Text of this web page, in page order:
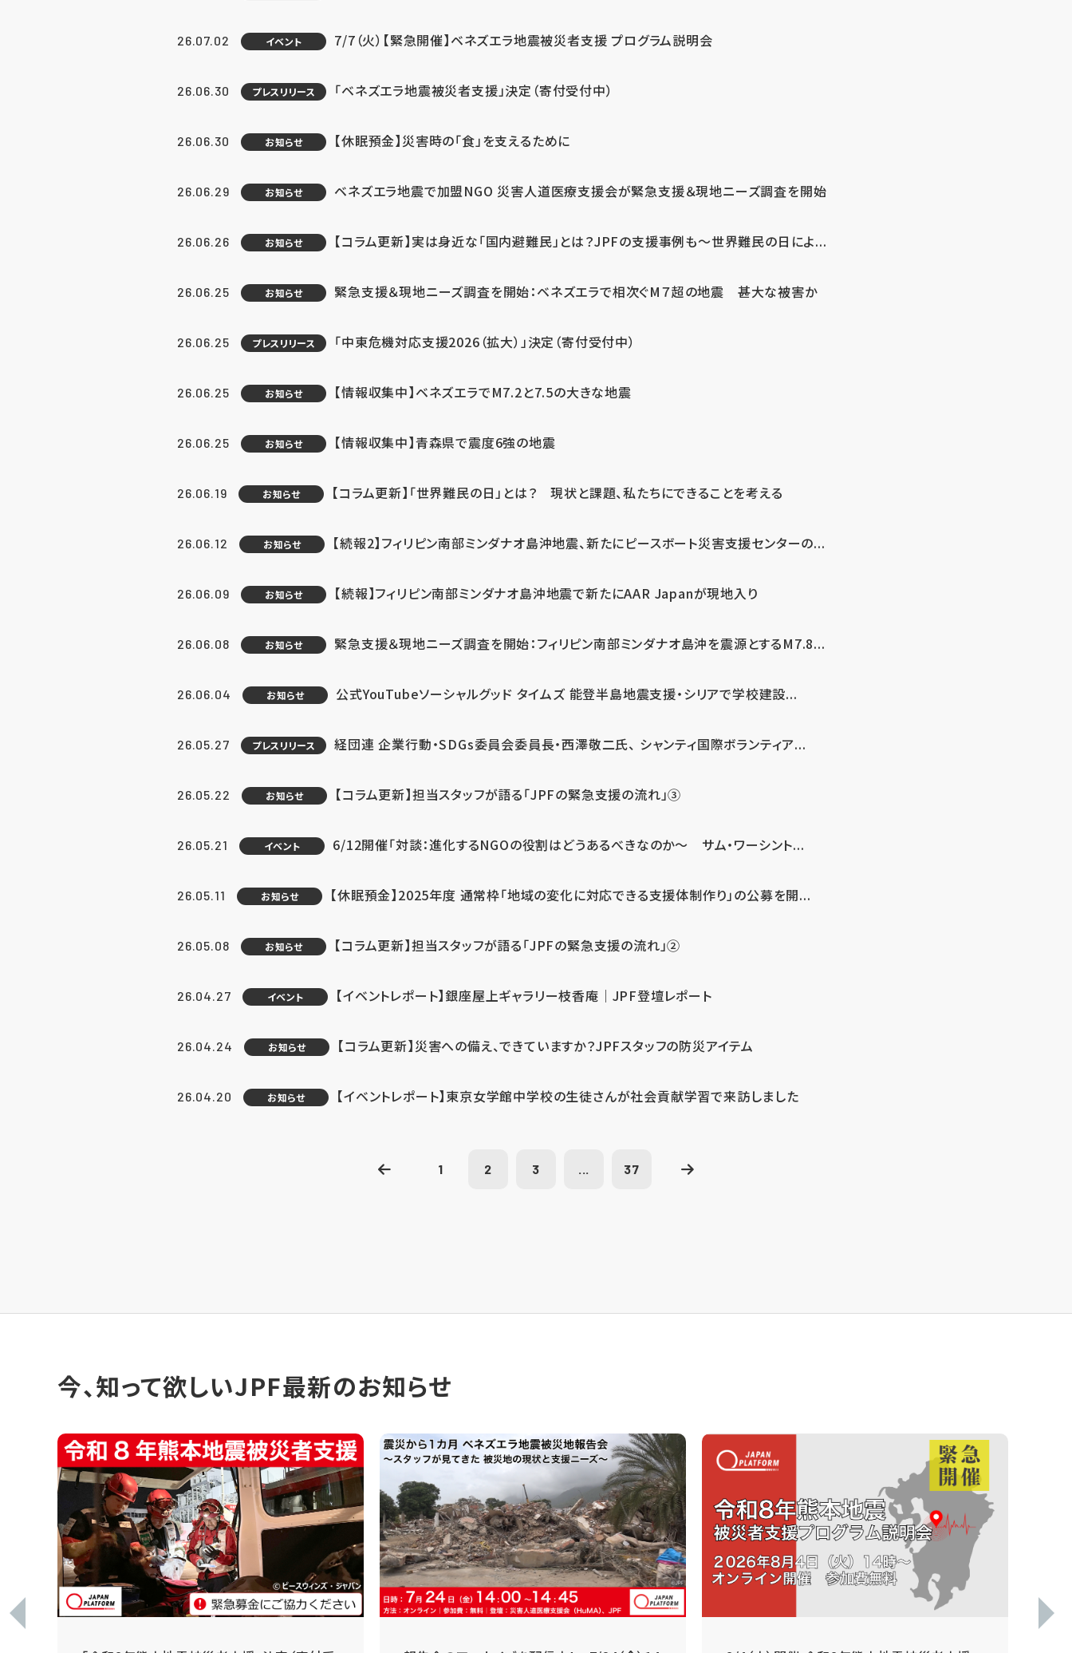
26.07.02 イベント 7/7（火）【緊急開催】ベネズエラ地震被災者支援 プログラム説明会
26.06.30 プレスリリース 「ベネズエラ地震被災者支援」決定（寄付受付中）
26.06.30 お知らせ 【休眠預金】災害時の「食」を支えるために
26.06.29 お知らせ ベネズエラ地震で加盟NGO 災害人道医療支援会が緊急支援＆現地ニーズ調査を開始
26.06.26 お知らせ 【コラム更新】実は身近な「国内避難民」とは？JPFの支援事例も～世界難民の日によ...
26.06.25 お知らせ 緊急支援＆現地ニーズ調査を開始：ベネズエラで相次ぐM７超の地震 甚大な被害か
26.06.25 プレスリリース 「中東危機対応支援2026（拡大）」決定（寄付受付中）
26.06.25 お知らせ 【情報収集中】ベネズエラでM7.2と7.5の大きな地震
26.06.25 お知らせ 【情報収集中】青森県で震度6強の地震
26.06.19 お知らせ 【コラム更新】「世界難民の日」とは？ 現状と課題、私たちにできることを考える
26.06.12 お知らせ 【続報2】フィリピン南部ミンダナオ島沖地震、新たにピースボート災害支援センターの...
26.06.09 お知らせ 【続報】フィリピン南部ミンダナオ島沖地震で新たにAAR Japanが現地入り
26.06.08 お知らせ 緊急支援＆現地ニーズ調査を開始：フィリピン南部ミンダナオ島沖を震源とするM7.8...
26.06.04 お知らせ 公式YouTubeソーシャルグッド タイムズ 能登半島地震支援・シリアで学校建設...
26.05.27 プレスリリース 経団連 企業行動・SDGs委員会委員長・西澤敬二氏、 シャンティ国際ボランティア...
26.05.22 お知らせ 【コラム更新】担当スタッフが語る「JPFの緊急支援の流れ」③
26.05.21 イベント 6/12開催「対談：進化するNGOの役割はどうあるべきなのか～ サム・ワーシント...
26.05.11 お知らせ 【休眠預金】2025年度 通常枠「地域の変化に対応できる支援体制作り」の公募を開...
26.05.08 お知らせ 【コラム更新】担当スタッフが語る「JPFの緊急支援の流れ」②
26.04.27 イベント 【イベントレポート】銀座屋上ギャラリー枝香庵｜JPF登壇レポート
26.04.24 お知らせ 【コラム更新】災害への備え、できていますか？JPFスタッフの防災アイテム
26.04.20 お知らせ 【イベントレポート】東京女学館中学校の生徒さんが社会貢献学習で来訪しました
1 2 3 ... 37
今、知って欲しいJPF最新のお知らせ